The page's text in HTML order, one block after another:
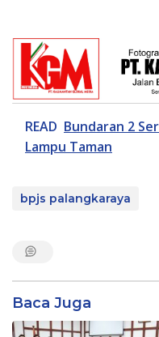
READ Bundaran 2
Lampu Taman
bpjs palangkaraya
Baca Juga